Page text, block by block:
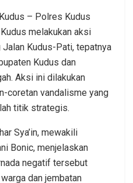
– Polres Kudus
melakukan aksi
Kudus-Pati, tepatnya
Kudus dan
Aksi ini dilakukan
coretan vandalisme yang
titik strategis.
Sya’in, mewakili
Bonic, menjelaskan
negatif tersebut
dan jembatan